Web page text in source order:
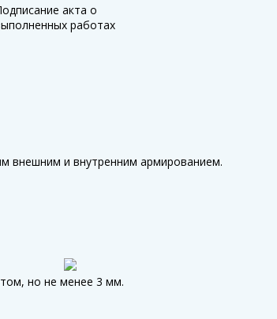
акта о
работах
внешним и внутренним армированием.
но не менее 3 мм.